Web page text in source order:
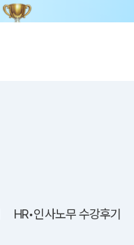
HR•인사노무 수강후기